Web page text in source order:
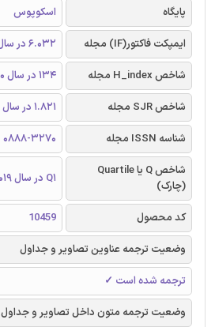
پایگاه
اسکوپوس
ایمپکت فاکتور(IF) مجله
6.032 در سال 2019
شاخص H_index مجله
134 در سال 2020
شاخص SJR مجله
1.821 در سال 2019
شناسه ISSN مجله
0888-3270
شاخص Q یا Quartile
(چارک)
Q1 در سال 2019
کد محصول
10459
وضعیت ترجمه عناوین تصاویر و جداول
ترجمه شده است ✓
وضعیت ترجمه متون داخل تصاویر و جداول